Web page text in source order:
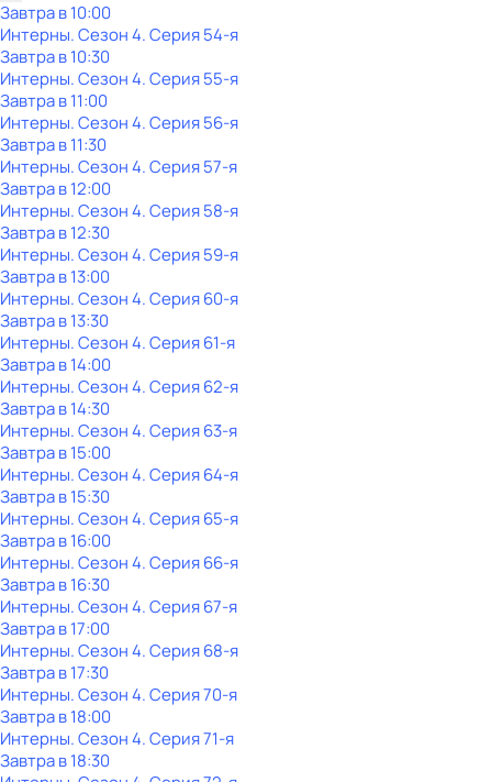
Завтра в 10:00
Интерны. Сезон 4. Серия 54-я
Завтра в 10:30
Интерны. Сезон 4. Серия 55-я
Завтра в 11:00
Интерны. Сезон 4. Серия 56-я
Завтра в 11:30
Интерны. Сезон 4. Серия 57-я
Завтра в 12:00
Интерны. Сезон 4. Серия 58-я
Завтра в 12:30
Интерны. Сезон 4. Серия 59-я
Завтра в 13:00
Интерны. Сезон 4. Серия 60-я
Завтра в 13:30
Интерны. Сезон 4. Серия 61-я
Завтра в 14:00
Интерны. Сезон 4. Серия 62-я
Завтра в 14:30
Интерны. Сезон 4. Серия 63-я
Завтра в 15:00
Интерны. Сезон 4. Серия 64-я
Завтра в 15:30
Интерны. Сезон 4. Серия 65-я
Завтра в 16:00
Интерны. Сезон 4. Серия 66-я
Завтра в 16:30
Интерны. Сезон 4. Серия 67-я
Завтра в 17:00
Интерны. Сезон 4. Серия 68-я
Завтра в 17:30
Интерны. Сезон 4. Серия 70-я
Завтра в 18:00
Интерны. Сезон 4. Серия 71-я
Завтра в 18:30